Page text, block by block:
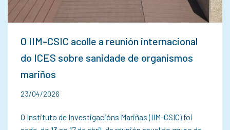
O IIM-CSIC acolle a reunión internacional
do ICES sobre sanidade de organismos
mariños
23/04/2026
O Instituto de Investigacións Mariñas (IIM-CSIC) foi